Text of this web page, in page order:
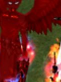
스트레스는 없어서
고의 품질의 켈틱 로
우 유동옵 - 최대 공
신작으로 풀맥에 풀